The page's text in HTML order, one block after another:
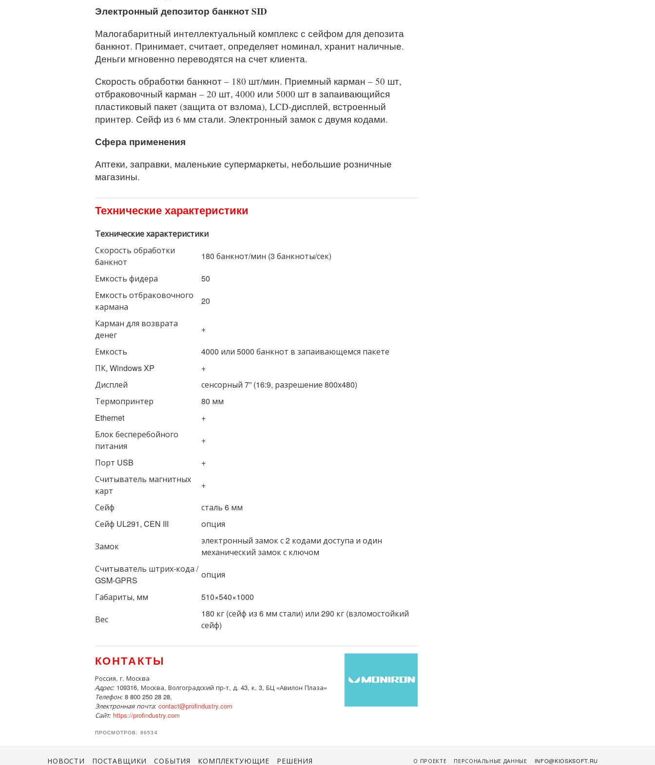
Электронный депозитор банкнотSID
Малогабаритный интеллектуальный комплекс с сейфом для депозита
банкнот. Принимает, считает, определяет номинал, хранит наличные.
Деньги мгновенно переводятся на счет клиента.
Скорость обработки банкнот – 180 шт/мин. Приемный карман – 50 шт,
отбраковочный карман – 20 шт, 4000 или 5000 шт в запаивающийся
пластиковый пакет (защита от взлома), LCD-дисплей, встроенный
принтер. Сейф из 6 мм стали. Электронный замок с двумя кодами.
Сфера применения
Аптеки, заправки, маленькие супермаркеты, небольшие розничные
магазины.
Технические характеристики
Технические характеристики
Скорость обработки
банкнот
180 банкнот/мин (3 банкноты/сек)
Емкость фидера
50
Емкость отбраковочного
кармана
20
Карман для возврата
денег
+
Емкость
4000 или 5000 банкнот в запаивающемся пакете
ПК, Windows XP
+
Дисплей
сенсорный 7” (16:9, разрешение 800x480)
Термопринтер
80 мм
Ethernet
+
Блок бесперебойного
питания
+
Порт USB
+
Считыватель магнитных
карт
+
Сейф
сталь 6 мм
Сейф UL291, CEN III
опция
Замок
электронный замок с 2 кодами доступа и один
механический замок с ключом
Считыватель штрих-кода /
GSM-GPRS
опция
Габариты, мм
510×540×1000
Вес
180 кг (сейф из 6 мм стали) или 290 кг (взломостойкий
сейф)
КОНТАКТЫ
Россия, г. Москва
Адрес:109316, Москва, Волгоградский пр-т, д. 43, к. 3, БЦ «Авилон Плаза»
Телефон:8 800 250 28 28,
Электронная почта: contact@profindustry.com
Сайт: https://profindustry.com
ПРОСМОТРОВ: 86534
О ПРОЕКТЕ ПЕРСОНАЛЬНЫЕ ДАННЫЕ INFO@KIOSKSOFT.RU
НОВОСТИ ПОСТАВЩИКИ СОБЫТИЯ КОМПЛЕКТУЮЩИЕ РЕШЕНИЯ